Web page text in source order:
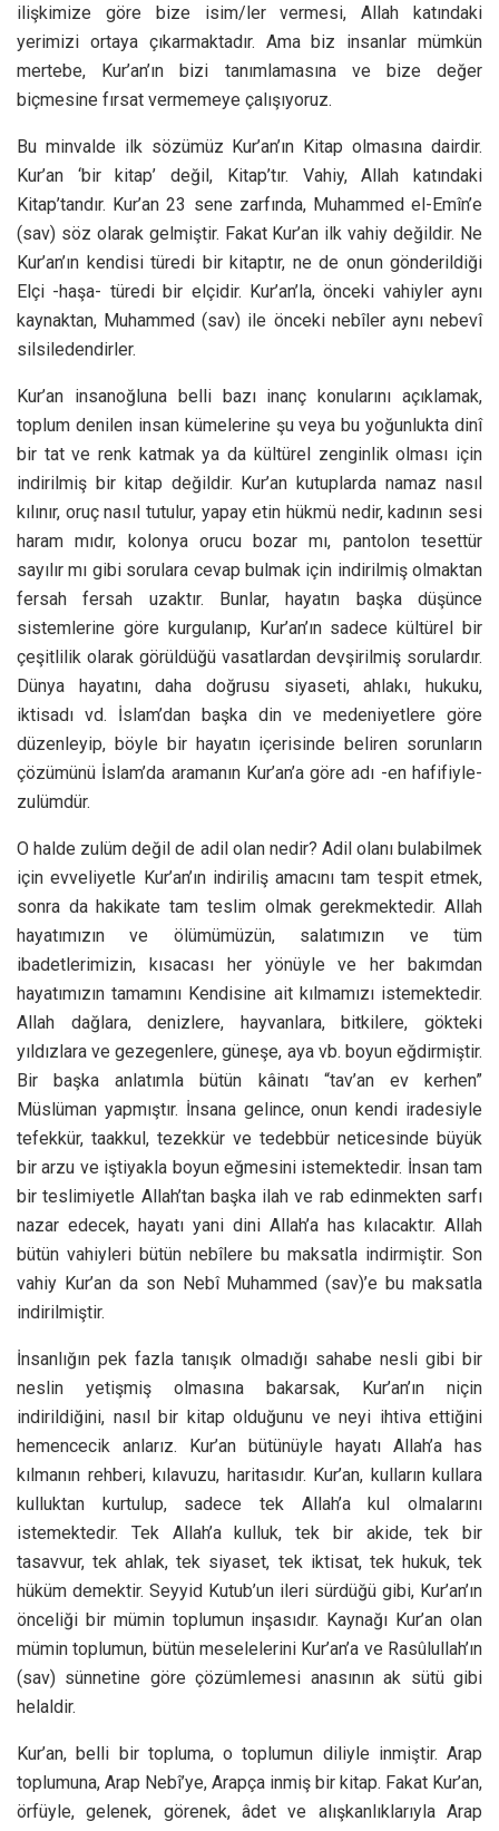
ilişkimize göre bize isim/ler vermesi, Allah katındaki
yerimizi ortaya çıkarmaktadır. Ama biz insanlar mümkün
mertebe, Kur’an’ın bizi tanımlamasına ve bize değer
biçmesine fırsat vermemeye çalışıyoruz.
Bu minvalde ilk sözümüz Kur’an’ın Kitap olmasına dairdir.
Kur’an ‘bir kitap’ değil, Kitap’tır. Vahiy, Allah katındaki
Kitap’tandır. Kur’an 23 sene zarfında, Muhammed el-Emîn’e
(sav) söz olarak gelmiştir. Fakat Kur’an ilk vahiy değildir. Ne
Kur’an’ın kendisi türedi bir kitaptır, ne de onun gönderildiği
Elçi -haşa- türedi bir elçidir. Kur’an’la, önceki vahiyler aynı
kaynaktan, Muhammed (sav) ile önceki nebîler aynı nebevî
silsiledendirler.
Kur’an insanoğluna belli bazı inanç konularını açıklamak,
toplum denilen insan kümelerine şu veya bu yoğunlukta dinî
bir tat ve renk katmak ya da kültürel zenginlik olması için
indirilmiş bir kitap değildir. Kur’an kutuplarda namaz nasıl
kılınır, oruç nasıl tutulur, yapay etin hükmü nedir, kadının sesi
haram mıdır, kolonya orucu bozar mı, pantolon tesettür
sayılır mı gibi sorulara cevap bulmak için indirilmiş olmaktan
fersah fersah uzaktır. Bunlar, hayatın başka düşünce
sistemlerine göre kurgulanıp, Kur’an’ın sadece kültürel bir
çeşitlilik olarak görüldüğü vasatlardan devşirilmiş sorulardır.
Dünya hayatını, daha doğrusu siyaseti, ahlakı, hukuku,
iktisadı vd. İslam’dan başka din ve medeniyetlere göre
düzenleyip, böyle bir hayatın içerisinde beliren sorunların
çözümünü İslam’da aramanın Kur’an’a göre adı -en hafifiyle-
zulümdür.
O halde zulüm değil de adil olan nedir? Adil olanı bulabilmek
için evveliyetle Kur’an’ın indiriliş amacını tam tespit etmek,
sonra da hakikate tam teslim olmak gerekmektedir. Allah
hayatımızın ve ölümümüzün, salatımızın ve tüm
ibadetlerimizin, kısacası her yönüyle ve her bakımdan
hayatımızın tamamını Kendisine ait kılmamızı istemektedir.
Allah dağlara, denizlere, hayvanlara, bitkilere, gökteki
yıldızlara ve gezegenlere, güneşe, aya vb. boyun eğdirmiştir.
Bir başka anlatımla bütün kâinatı “tav’an ev kerhen”
Müslüman yapmıştır. İnsana gelince, onun kendi iradesiyle
tefekkür, taakkul, tezekkür ve tedebbür neticesinde büyük
bir arzu ve iştiyakla boyun eğmesini istemektedir. İnsan tam
bir teslimiyetle Allah’tan başka ilah ve rab edinmekten sarfı
nazar edecek, hayatı yani dini Allah’a has kılacaktır. Allah
bütün vahiyleri bütün nebîlere bu maksatla indirmiştir. Son
vahiy Kur’an da son Nebî Muhammed (sav)’e bu maksatla
indirilmiştir.
İnsanlığın pek fazla tanışık olmadığı sahabe nesli gibi bir
neslin yetişmiş olmasına bakarsak, Kur’an’ın niçin
indirildiğini, nasıl bir kitap olduğunu ve neyi ihtiva ettiğini
hemencecik anlarız. Kur’an bütünüyle hayatı Allah’a has
kılmanın rehberi, kılavuzu, haritasıdır. Kur’an, kulların kullara
kulluktan kurtulup, sadece tek Allah’a kul olmalarını
istemektedir. Tek Allah’a kulluk, tek bir akide, tek bir
tasavvur, tek ahlak, tek siyaset, tek iktisat, tek hukuk, tek
hüküm demektir. Seyyid Kutub’un ileri sürdüğü gibi, Kur’an’ın
önceliği bir mümin toplumun inşasıdır. Kaynağı Kur’an olan
mümin toplumun, bütün meselelerini Kur’an’a ve Rasûlullah’ın
(sav) sünnetine göre çözümlemesi anasının ak sütü gibi
helaldir.
Kur’an, belli bir topluma, o toplumun diliyle inmiştir. Arap
toplumuna, Arap Nebî’ye, Arapça inmiş bir kitap. Fakat Kur’an,
örfüyle, gelenek, görenek, âdet ve alışkanlıklarıyla Arap